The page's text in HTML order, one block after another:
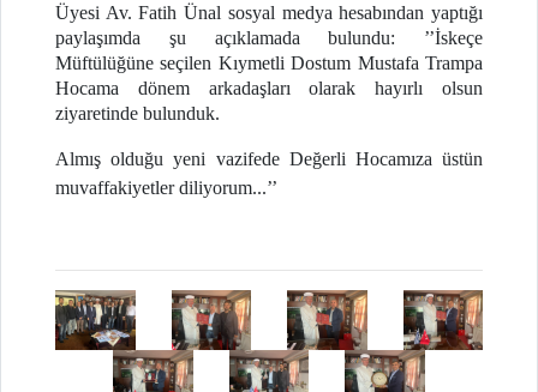
Üyesi Av. Fatih Ünal sosyal medya hesabından yaptığı
paylaşımda şu açıklamada bulundu: ’’İskeçe
Müftülüğüne seçilen Kıymetli Dostum Mustafa Trampa
Hocama dönem arkadaşları olarak hayırlı olsun
ziyaretinde bulunduk.
Almış olduğu yeni vazifede Değerli Hocamıza üstün
muvaffakiyetler diliyorum...’’